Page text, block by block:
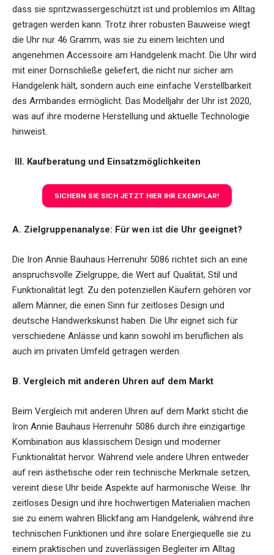
dass sie spritzwassergeschützt ist und problemlos im Alltag
getragen werden kann. Trotz ihrer robusten Bauweise wiegt
die Uhr nur 46 Gramm, was sie zu einem leichten und
angenehmen Accessoire am Handgelenk macht. Die Uhr wird
mit einer Dornschließe geliefert, die nicht nur sicher am
Handgelenk hält, sondern auch eine einfache Verstellbarkeit
des Armbandes ermöglicht. Das Modelljahr der Uhr ist 2020,
was auf ihre moderne Herstellung und aktuelle Technologie
hinweist.
III. Kaufberatung und Einsatzmöglichkeiten
SICHERN SIE SICH JETZT HIER IHR EXEMPLAR!
A. Zielgruppenanalyse: Für wen ist die Uhr geeignet?
Die Iron Annie Bauhaus Herrenuhr 5086 richtet sich an eine
anspruchsvolle Zielgruppe, die Wert auf Qualität, Stil und
Funktionalität legt. Zu den potenziellen Käufern gehören vor
allem Männer, die einen Sinn für zeitloses Design und
deutsche Handwerkskunst haben. Die Uhr eignet sich für
verschiedene Anlässe und kann sowohl im beruflichen als
auch im privaten Umfeld getragen werden.
B. Vergleich mit anderen Uhren auf dem Markt
Beim Vergleich mit anderen Uhren auf dem Markt sticht die
Iron Annie Bauhaus Herrenuhr 5086 durch ihre einzigartige
Kombination aus klassischem Design und moderner
Funktionalität hervor. Während viele andere Uhren entweder
auf rein ästhetische oder rein technische Merkmale setzen,
vereint diese Uhr beide Aspekte auf harmonische Weise. Ihr
zeitloses Design und ihre hochwertigen Materialien machen
sie zu einem wahren Blickfang am Handgelenk, während ihre
technischen Funktionen und ihre solare Energiequelle sie zu
einem praktischen und zuverlässigen Begleiter im Alltag